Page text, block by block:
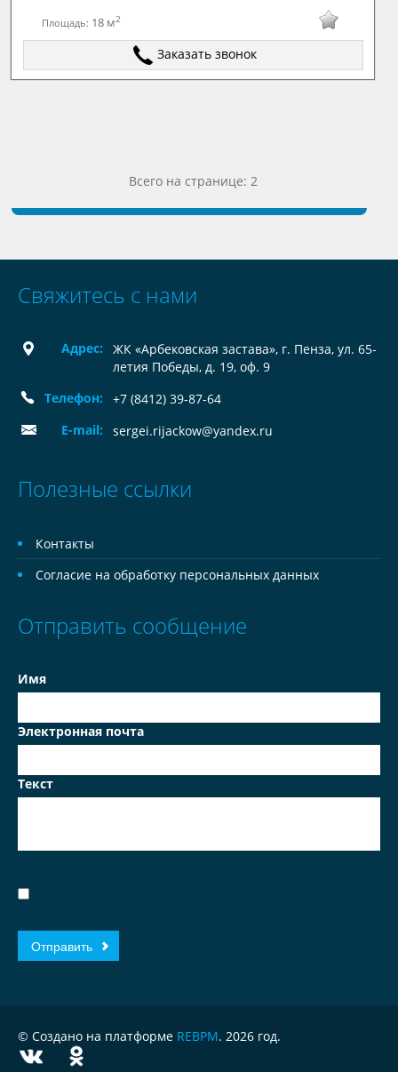
Площадь: 18 м2
Заказать звонок
Всего на странице: 2
Свяжитесь с нами
Адрес:
ЖК «Арбековская застава», г. Пенза, ул. 65-
летия Победы, д. 19, оф. 9
Телефон:
+7 (8412) 39-87-64
E-mail:
sergei.rijackow@yandex.ru
Полезные ссылки
Контакты
Согласие на обработку персональных данных
Отправить сообщение
Имя
Электронная почта
Текст
© Создано на платформе REBPM. 2026 год.